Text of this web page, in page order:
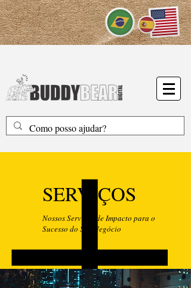
SERVIÇOS
Nossos Serviços de Impacto para o
Sucesso do Seu Negócio